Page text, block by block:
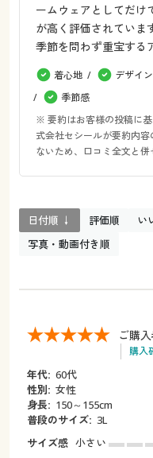
ームウェアとしてだけ
が高く評価されていま
季節を問わず重宝する
着心地 デザイン
季節感
※ 要約はお客様の投稿に
式会社セシールが要約内
ないため、口コミ全文と併
日付順 ↓ 評価順 い
写真・動画付き順
ご購
購入
年代: 60代
性別: 女性
身長: 150～155cm
普段のサイズ: 3L
サイズ感 小さい